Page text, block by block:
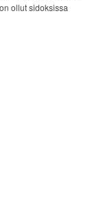
ollut sidoksissa